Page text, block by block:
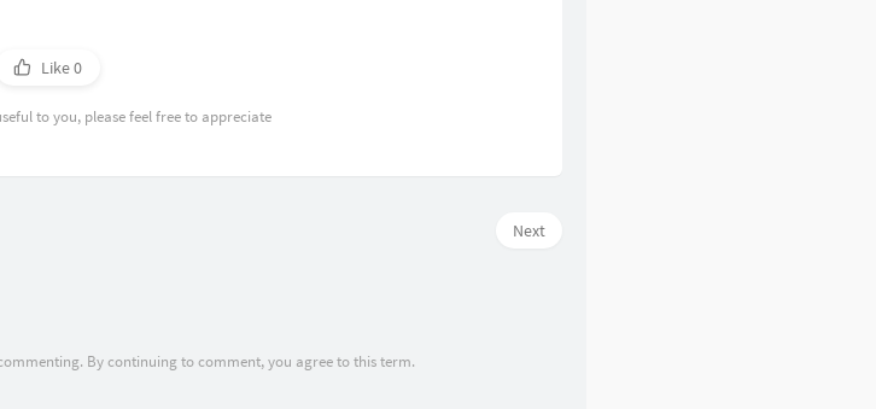
Like0
to you, please feel free to appreciate
Next
By continuing to comment, you agree to this term.